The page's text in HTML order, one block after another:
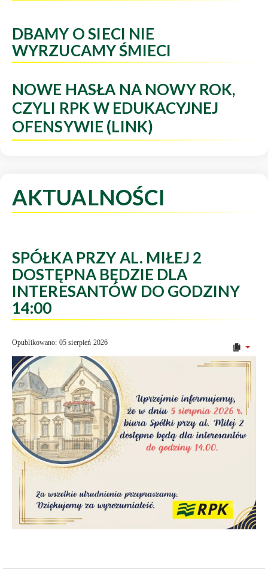
DBAMY O SIECI NIE
WYRZUCAMY ŚMIECI
NOWE HASŁA NA NOWY ROK,
CZYLI RPK W EDUKACYJNEJ
OFENSYWIE (LINK)
AKTUALNOŚCI
SPÓŁKA PRZY AL. MIŁEJ 2
DOSTĘPNA BĘDZIE DLA
INTERESANTÓW DO GODZINY
14:00
Opublikowano: 05 sierpień 2026